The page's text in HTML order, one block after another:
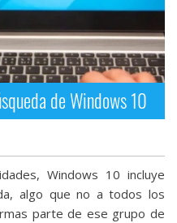
de Windows 10
Windows 10 incluye
algo que no a todos los
parte de ese grupo de